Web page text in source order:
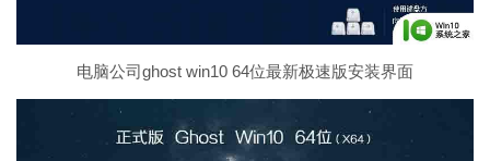
电脑公司ghost win10 64位最新极速版安装界面